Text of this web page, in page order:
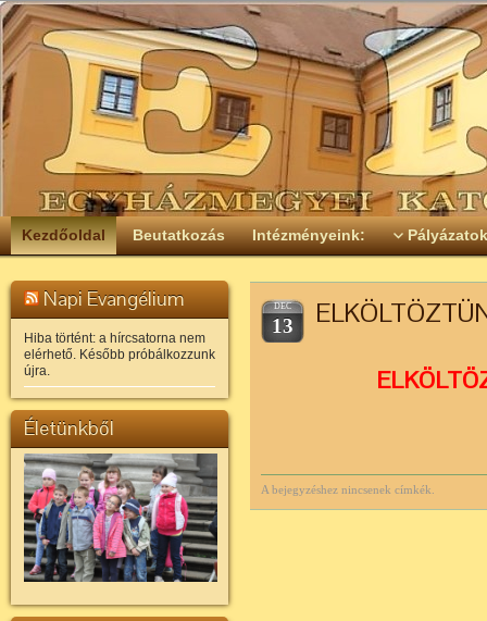
Kezdőoldal Beutatkozás Intézményeink: Pályázatok
Napi Evangélium
Hiba történt: a hírcsatorna nem
elérhető. Később próbálkozzunk
újra.
Életünkből
DEC
13
A bejegyzéshez nincsenek címkék.